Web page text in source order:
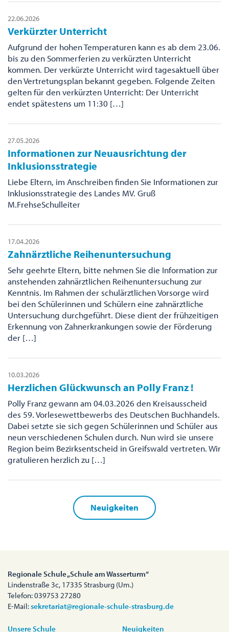
22.06.2026
Verkürzter Unterricht
Aufgrund der hohen Temperaturen kann es ab dem 23.06.
bis zu den Sommerferien zu verkürzten Unterricht
kommen. Der verkürzte Unterricht wird tagesaktuell über
den Vertretungsplan bekannt gegeben. Folgende Zeiten
gelten für den verkürzten Unterricht: Der Unterricht
endet spätestens um 11:30 […]
27.05.2026
Informationen zur Neuausrichtung der
Inklusionsstrategie
Liebe Eltern, im Anschreiben finden Sie Informationen zur
Inklusionsstrategie des Landes MV. Gruß
M.FrehseSchulleiter
17.04.2026
Zahnärztliche Reihenuntersuchung
Sehr geehrte Eltern, bitte nehmen Sie die Information zur
anstehenden zahnärztlichen Reihenuntersuchung zur
Kenntnis. Im Rahmen der schulärztlichen Vorsorge wird
bei den Schülerinnen und Schülern eine zahnärztliche
Untersuchung durchgeführt. Diese dient der frühzeitigen
Erkennung von Zahnerkrankungen sowie der Förderung
der […]
10.03.2026
Herzlichen Glückwunsch an Polly Franz !
Polly Franz gewann am 04.03.2026 den Kreisausscheid
des 59. Vorlesewettbewerbs des Deutschen Buchhandels.
Dabei setzte sie sich gegen Schülerinnen und Schüler aus
neun verschiedenen Schulen durch. Nun wird sie unsere
Region beim Bezirksentscheid in Greifswald vertreten. Wir
gratulieren herzlich zu […]
Neuigkeiten
Unsere Schule Neuigkeiten
Regionale Schule „Schule am Wasserturm“
Lindenstraße 3c, 17335 Strasburg (Um.)
Telefon: 039753 27280
E-Mail:sekretariat@regionale-schule-strasburg.de